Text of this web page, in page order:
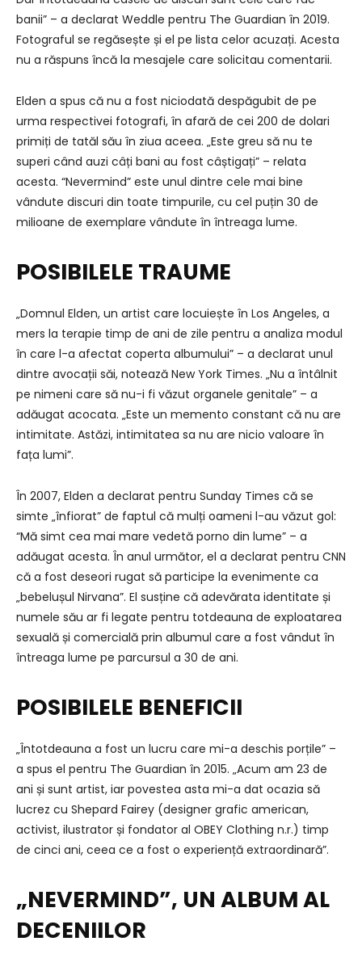
banii” – a declarat Weddle pentru The Guardian în 2019.
Fotograful se regăsește și el pe lista celor acuzați. Acesta
nu a răspuns încă la mesajele care solicitau comentarii.
Elden a spus că nu a fost niciodată despăgubit de pe
urma respectivei fotografi, în afară de cei 200 de dolari
primiți de tatăl său în ziua aceea. „Este greu să nu te
superi când auzi câți bani au fost câștigați” – relata
acesta. “Nevermind” este unul dintre cele mai bine
vândute discuri din toate timpurile, cu cel puțin 30 de
milioane de exemplare vândute în întreaga lume.
POSIBILELE TRAUME
„Domnul Elden, un artist care locuiește în Los Angeles, a
mers la terapie timp de ani de zile pentru a analiza modul
în care l-a afectat coperta albumului” – a declarat unul
dintre avocații săi, notează New York Times. „Nu a întâlnit
pe nimeni care să nu-i fi văzut organele genitale” – a
adăugat acocata. „Este un memento constant că nu are
intimitate. Astăzi, intimitatea sa nu are nicio valoare în
fața lumi”.
În 2007, Elden a declarat pentru Sunday Times că se
simte „înfiorat” de faptul că mulți oameni l-au văzut gol:
“Mă simt cea mai mare vedetă porno din lume” – a
adăugat acesta. În anul următor, el a declarat pentru CNN
că a fost deseori rugat să participe la evenimente ca
„bebelușul Nirvana”. El susține că adevărata identitate și
numele său ar fi legate pentru totdeauna de exploatarea
sexuală și comercială prin albumul care a fost vândut în
întreaga lume pe parcursul a 30 de ani.
POSIBILELE BENEFICII
„Întotdeauna a fost un lucru care mi-a deschis porțile” –
a spus el pentru The Guardian în 2015. „Acum am 23 de
ani și sunt artist, iar povestea asta mi-a dat ocazia să
lucrez cu Shepard Fairey (designer grafic american,
activist, ilustrator și fondator al OBEY Clothing n.r.) timp
de cinci ani, ceea ce a fost o experiență extraordinară”.
„NEVERMIND”, UN ALBUM AL
DECENIILOR